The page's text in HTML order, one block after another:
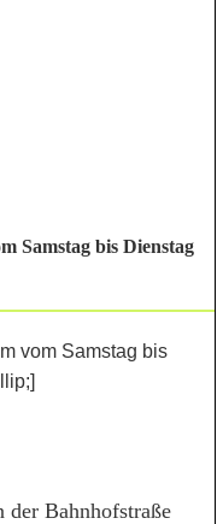
Samstag bis Dienstag
der Bahnhofstraße